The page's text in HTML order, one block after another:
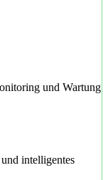
und Wartung
intelligentes